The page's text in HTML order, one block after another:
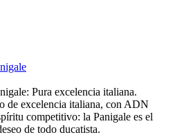
Pura excelencia italiana.
de excelencia italiana, con ADN
competitivo: la Panigale es el
de todo ducatista.